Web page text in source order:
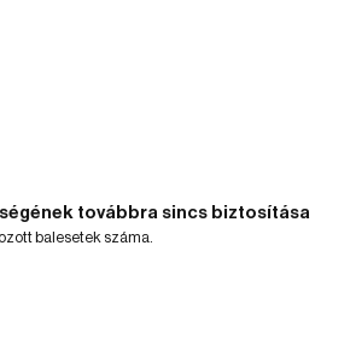
továbbra sincs biztosítása
balesetek száma.